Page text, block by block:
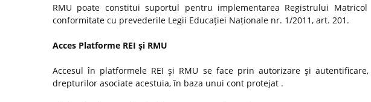
RMU poate constitui suportul pentru implementarea Registrului
conformitate cu prevederile Legii Educației Naționale nr. 1/2011, art. 201.
Acces Platforme REI şi RMU
Accesul în platformele REI şi RMU se face prin autorizare şi
drepturilor asociate acestuia, în baza unui cont protejat .